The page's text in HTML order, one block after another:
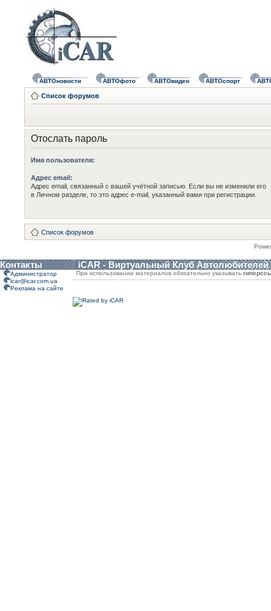
АВТОновости АВТОфото АВТОвидео АВТОспорт
Список форумов
Отослать пароль
Имя пользователя:
Адрес email:
Адрес email, связанный с вашей учётной записью. Если вы не изменили его
в Личном разделе, то это адрес e-mail, указанный вами при регистрации.
Список форумов
Контакты iCAR - Виртуальный Клуб Автолюбителей
Администратор
icar@icar.com.ua
Реклама на сайте
При использовании материалов обязательно указывать